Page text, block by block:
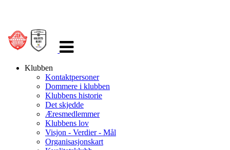
navigasjon
Klubben
Kontaktpersoner
Dommere i klubben
Klubbens historie
Det skjedde
Æresmedlemmer
Klubbens lov
Visjon - Verdier - Mål
Organisasjonskart